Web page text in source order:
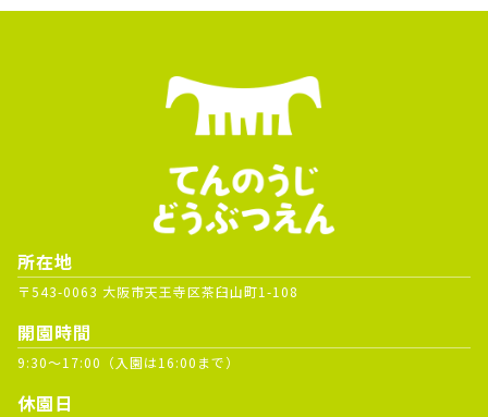
所在地
〒543-0063 大阪市天王寺区茶臼山町1-108
開園時間
9:30～17:00（入園は16:00まで）
休園日